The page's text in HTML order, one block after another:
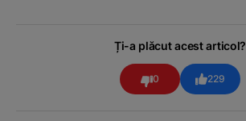
Ți-a plăcut acest articol?
0 229